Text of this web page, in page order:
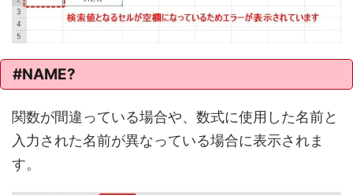
#NAME?
関数が間違っている場合や、数式に使用した名前と
入力された名前が異なっている場合に表示されま
す。